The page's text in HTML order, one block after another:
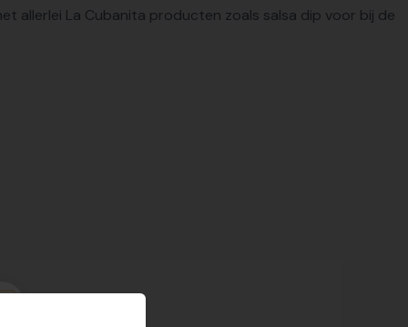
allerlei La Cubanita producten zoals salsa dip voor bij de